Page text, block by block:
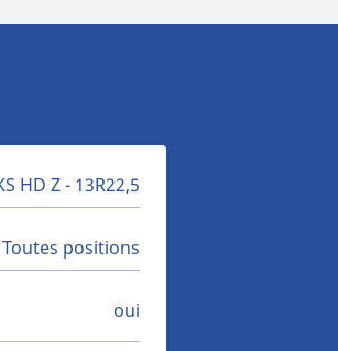
HD Z - 13R22,5
Toutes positions
oui